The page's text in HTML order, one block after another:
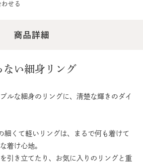
せる
商品詳細
ない細身リング
ルな細身のリングに、清楚な輝きのダイ
くて軽いリングは、まるで何も着けて
着け心地。
引き立てたり、お気に入りのリングと重